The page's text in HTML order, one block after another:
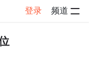
登录 频道